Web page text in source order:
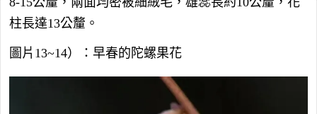
柱長達13公釐。
圖片13~14）：早春的陀螺果花